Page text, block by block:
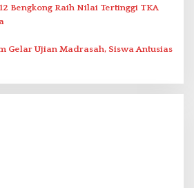
Bengkong Raih Nilai Tertinggi TKA
Gelar Ujian Madrasah, Siswa Antusias